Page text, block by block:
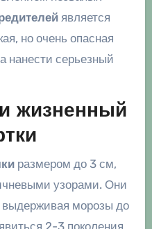
является
но очень опасная
нанести серьезный
жизненный
размером до 3 см,
узорами. Они
морозы до